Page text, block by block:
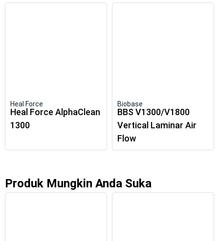
Heal Force
Heal Force AlphaClean
1300
Biobase
BBS V1300/V1800
Vertical Laminar Air
Flow
Produk Mungkin Anda Suka